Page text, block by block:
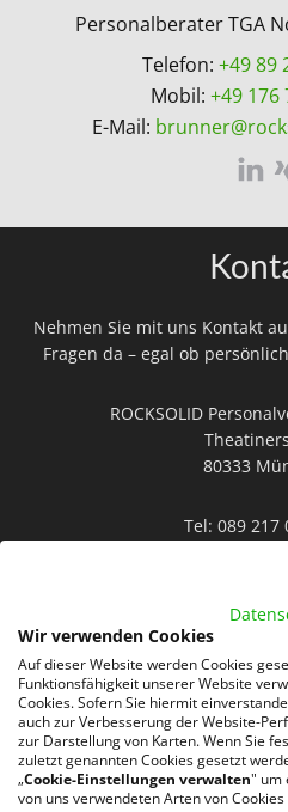
Personalberater TGA
Telefon: +49 89
Mobil: +49 176
E-Mail:
Nehmen Sie mit uns Kontakt
Fragen da – egal ob
ROCKSOLID
80333
Tel: 089 217
Datenschutz
220
Wir verwenden Cookies
Auf dieser Website werden Cookies
Funktionsfähigkeit unserer Website
Cookies. Sofern Sie hiermit
auch zur Verbesserung der Website-
zur Darstellung von Karten. Wenn Sie
zuletzt genannten Cookies gesetzt
„Cookie-Einstellungen verwalten" um
von uns verwendeten Arten von